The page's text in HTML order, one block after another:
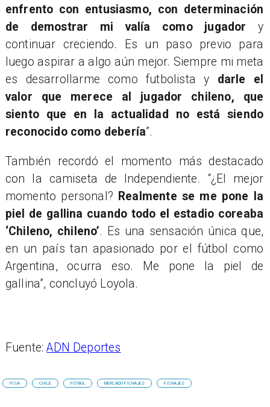
enfrento con entusiasmo, con determinación
de demostrar mi valía como jugador y
continuar creciendo. Es un paso previo para
luego aspirar a algo aún mejor. Siempre mi meta
es desarrollarme como futbolista y darle el
valor que merece al jugador chileno, que
siento que en la actualidad no está siendo
reconocido como debería”.
También recordó el momento más destacado
con la camiseta de Independiente. “¿El mejor
momento personal? Realmente se me pone la
piel de gallina cuando todo el estadio coreaba
‘Chileno, chileno’. Es una sensación única que,
en un país tan apasionado por el fútbol como
Argentina, ocurra eso. Me pone la piel de
gallina”, concluyó Loyola.
Fuente:ADN Deportes
PISA CHILE FÚTBOL MERCADO FICHAJES FICHAJES